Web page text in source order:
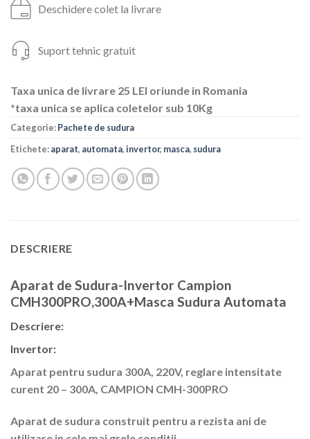
Deschidere colet la livrare
Suport tehnic gratuit
Taxa unica de livrare 25 LEI oriunde in Romania
*taxa unica se aplica coletelor sub 10Kg
Categorie:Pachete de sudura
Etichete:aparat, automata,invertor, masca, sudura
DESCRIERE
Aparat de Sudura-Invertor Campion
CMH300PRO,300A+Masca Sudura Automata
Descriere:
Invertor:
Aparat pentru sudura 300A, 220V, reglare intensitate
curent 20 – 300A, CAMPION CMH-300PRO
Aparat de sudura construit pentru a rezista ani de